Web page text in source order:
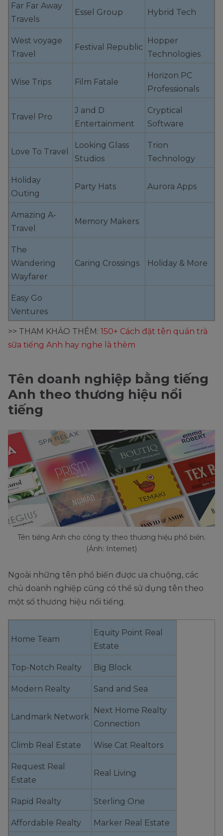
Far Far Away
Travels
Essel Group Hybrid Tech
West voyage
Travel
Festival Republic
Hopper
Technologies
Wise Trips Film Fatale
Horizon PC
Professionals
Travel Pro
J and D
Entertainment
Cryptical
Software
Love To Travel
Looking Glass
Studios
Trion
Technology
Holiday
Outing
Party Hats Aurora Apps
Amazing A-
Travel
Memory Makers
The
Wandering
Wayfarer
Caring Crossings Holiday & More
Easy Go
Ventures
>> THAM KHẢO THÊM: 150+ Cách đặt tên quán trà
sữa tiếng Anh hay nghe là thèm
Tên doanh nghiệp bằng tiếng
Anh theo thương hiệu nổi
tiếng
Tên tiếng Anh cho công ty theo thương hiệu phổ biến.
(Ảnh: Internet)
Ngoài những tên phổ biến được ưa chuộng, các
chủ doanh nghiệp cũng có thể sử dụng tên theo
một số thương hiệu nổi tiếng.
Home Team
Equity Point Real
Estate
Top-Notch Realty Big Block
Modern Realty Sand and Sea
Landmark Network
Next Home Realty
Connection
Climb Real Estate Wise Cat Realtors
Request Real
Estate
Real Living
Rapid Realty Sterling One
Affordable Realty Marker Real Estate